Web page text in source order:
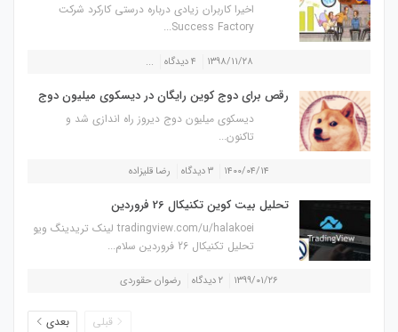
اخیرا کاربران زیادی درباره درستی کارکرد شرکت
Success Factory...
۱۳۹۸/۱۱/۲۸ ۴ دیدگاه ...
رقص برای دوج کوین رایگان در دیسکوی میلیون دوج
دیسکوی میلیون دوج دیروز راه اندازی شد و
تاکنون...
۱۴۰۰/۰۴/۱۴ ۳ دیدگاه رضا قلیزاده
تحلیل بیت کوین تکنیکال 26 فروردین
tradingview.com/u/halakoei لینک تریدینگ ویو
تحلیل تکنیکال 26 فروردین سلام...
۱۳۹۹/۰۱/۲۶ ۲ دیدگاه رضوان حقوردی
قبلی بعدی